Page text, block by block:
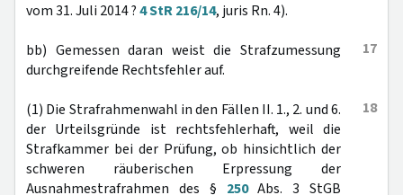
vom 31. Juli 2014 ?4 StR 216/14, juris Rn. 4).
17
bb) Gemessen daran weist die Strafzumessung
durchgreifende Rechtsfehler auf.
18
(1) Die Strafrahmenwahl in den Fällen II. 1., 2. und 6.
der Urteilsgründe ist rechtsfehlerhaft, weil die
Strafkammer bei der Prüfung, ob hinsichtlich der
schweren räuberischen Erpressung der
Ausnahmestrafrahmen des § 250Abs. 3 StGB